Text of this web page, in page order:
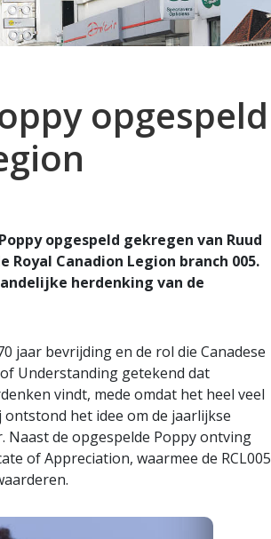
opgespeld
opgespeld gekregen van Ruud
Royal Canadion Legion branch 005.
herdenking van de
jaar bevrijding en de rol die Canadese
Understanding getekend dat
vindt, mede omdat het heel veel
het idee om de jaarlijkse
Naast de opgespelde Poppy ontving
of Appreciation, waarmee de RCL005